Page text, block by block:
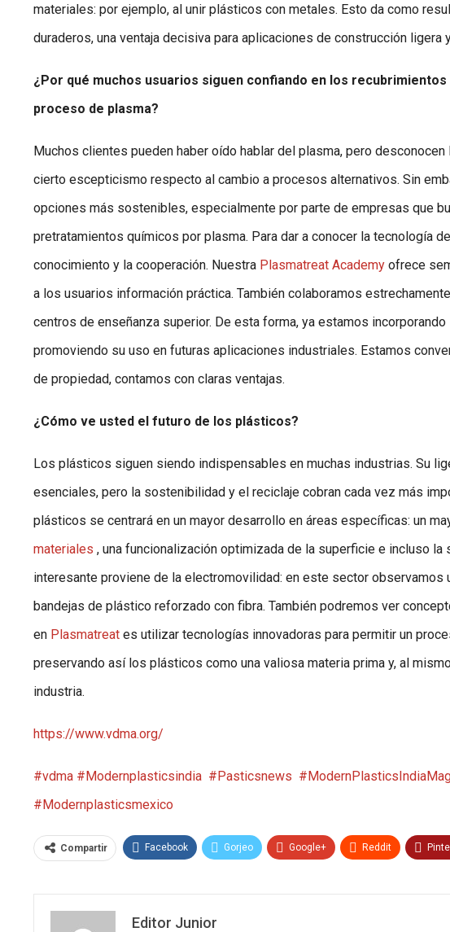
materiales: por ejemplo, al unir plásticos con metales. Esto da como
duraderos, una ventaja decisiva para aplicaciones de construcción ligera
¿Por qué muchos usuarios siguen confiando en los
proceso de plasma?
Muchos clientes pueden haber oído hablar del plasma, pero desconocen
cierto escepticismo respecto al cambio a procesos alternativos. Sin
opciones más sostenibles, especialmente por parte de empresas que
pretratamientos químicos por plasma. Para dar a conocer la tecnología
conocimiento y la cooperación. Nuestra Plasmatreat Academy ofrece
a los usuarios información práctica. También colaboramos
centros de enseñanza superior. De esta forma, ya estamos
promoviendo su uso en futuras aplicaciones industriales. Estamos
de propiedad, contamos con claras ventajas.
¿Cómo ve usted el futuro de los plásticos?
Los plásticos siguen siendo indispensables en muchas industrias. Su
esenciales, pero la sostenibilidad y el reciclaje cobran cada vez más
plásticos se centrará en un mayor desarrollo en áreas específicas: un
materiales , una funcionalización optimizada de la superficie e incluso
interesante proviene de la electromovilidad: en este sector observamos
bandejas de plástico reforzado con fibra. También podremos ver
en Plasmatreat es utilizar tecnologías innovadoras para permitir un
preservando así los plásticos como una valiosa materia prima y, al
industria.
https://www.vdma.org/
#vdma #Modernplasticsindia #Pasticsnews
#Modernplasticsmexico
Compartir Facebook Gorjeo Google+ Reddit
Editor Junior